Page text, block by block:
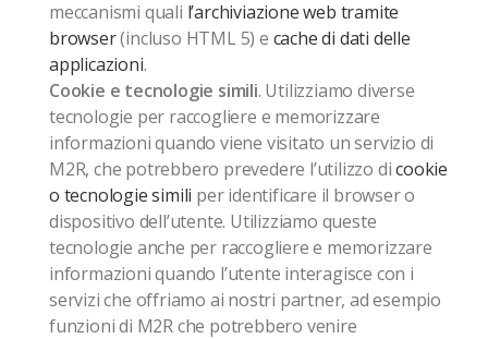
meccanismi quali l’archiviazione web tramite
browser(incluso HTML 5) e cache di dati delle
applicazioni.
Cookie e tecnologie simili. Utilizziamo diverse
tecnologie per raccogliere e memorizzare
informazioni quando viene visitato un servizio di
M2R, che potrebbero prevedere l’utilizzo dicookie
o tecnologie simili per identificare il browser o
dispositivo dell’utente. Utilizziamo queste
tecnologie anche per raccogliere e memorizzare
informazioni quando l’utente interagisce con i
servizi che offriamo ai nostri partner, ad esempio
funzioni di M2R che potrebbero venire